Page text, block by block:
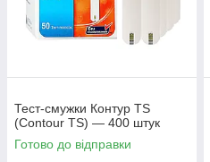
Тест-смужки Контур TS
(Contour TS) — 400 штук
Готово до відправки